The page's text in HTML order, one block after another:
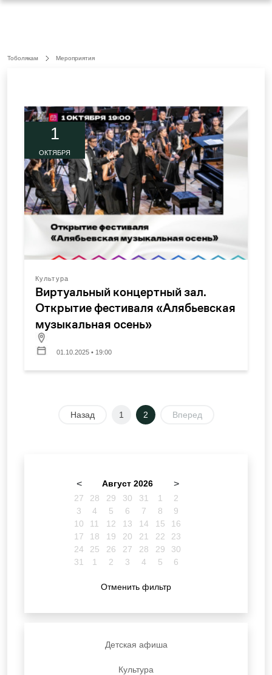
Тоболякам Мероприятия
1
ОКТЯБРЯ
Культура
Виртуальный концертный зал.
Открытие фестиваля «Алябьевская
музыкальная осень»
01.10.2025 • 19:00
Назад 1 2 Вперед
< Август 2026 >
27 28 29 30 31 1
2
3
4 5 6 7 8
9
10
11 12 13 14 15
16
17
18 19 20 21 22
23
24
25 26 27 28 29
30
31
1 2 3 4 5 6
Отменить фильтр
Детская афиша
Культура